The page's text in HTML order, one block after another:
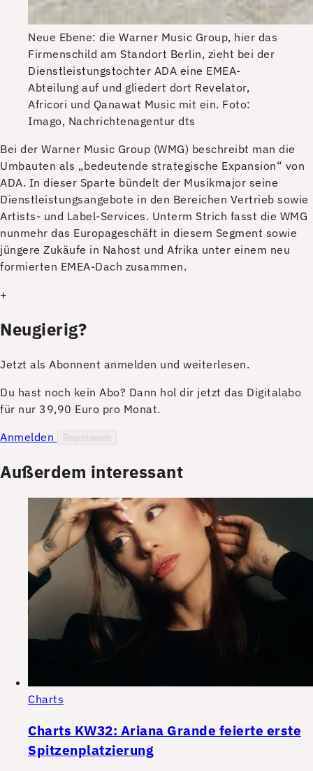
Neue Ebene: die Warner Music Group, hier das
Firmenschild am Standort Berlin, zieht bei der
Dienstleistungstochter ADA eine EMEA-
Abteilung auf und gliedert dort Revelator,
Africori und Qanawat Music mit ein. Foto:
Imago, Nachrichtenagentur dts
Bei der Warner Music Group (WMG) beschreibt man die
Umbauten als „bedeutende strategische Expansion“ von
ADA. In dieser Sparte bündelt der Musikmajor seine
Dienstleistungsangebote in den Bereichen Vertrieb sowie
Artists- und Label-Services. Unterm Strich fasst die WMG
nunmehr das Europageschäft in diesem Segment sowie
jüngere Zukäufe in Nahost und Afrika unter einem neu
formierten EMEA-Dach zusammen.
+
Neugierig?
Jetzt als Abonnent anmelden und weiterlesen.
Du hast noch kein Abo? Dann hol dir jetzt das Digitalabo
für nur 39,90 Euro pro Monat.
Anmelden
Registrieren
Außerdem interessant
Charts
Charts KW32: Ariana Grande feierte erste
Spitzenplatzierung